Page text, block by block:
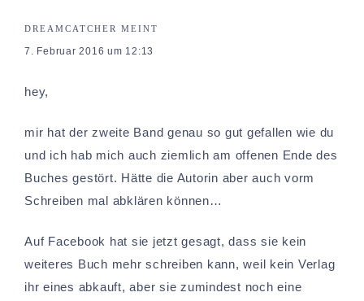
DREAMCATCHER MEINT
7. Februar 2016 um 12:13
hey,
mir hat der zweite Band genau so gut gefallen wie du
und ich hab mich auch ziemlich am offenen Ende des
Buches gestört. Hätte die Autorin aber auch vorm
Schreiben mal abklären können…
Auf Facebook hat sie jetzt gesagt, dass sie kein
weiteres Buch mehr schreiben kann, weil kein Verlag
ihr eines abkauft, aber sie zumindest noch eine